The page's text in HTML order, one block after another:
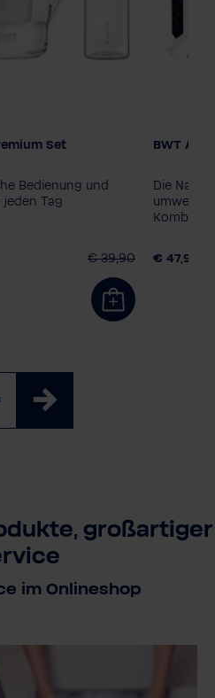
Set
Bedienung und
Tag
€ 39,90
BWT
Die
€ 47,90
großartiger
im Onlineshop